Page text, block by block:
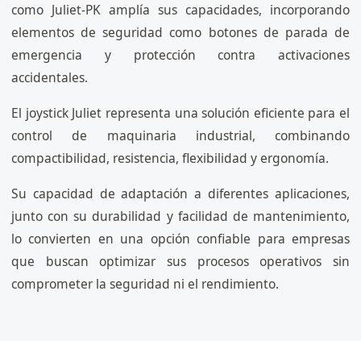
como Juliet-PK amplía sus capacidades, incorporando
elementos de seguridad como botones de parada de
emergencia y protección contra activaciones
accidentales.
El joystick Juliet representa una solución eficiente para el
control de maquinaria industrial, combinando
compactibilidad, resistencia, flexibilidad y ergonomía.
Su capacidad de adaptación a diferentes aplicaciones,
junto con su durabilidad y facilidad de mantenimiento,
lo convierten en una opción confiable para empresas
que buscan optimizar sus procesos operativos sin
comprometer la seguridad ni el rendimiento.